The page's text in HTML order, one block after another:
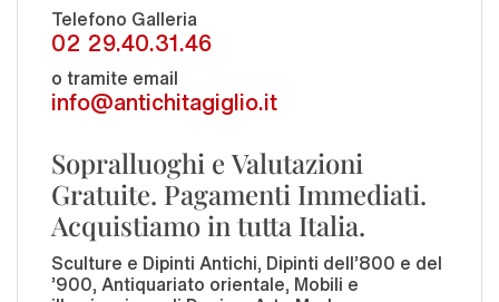
Telefono Galleria
02 29.40.31.46
o tramite email
info@antichitagiglio.it
Sopralluoghi e Valutazioni
Gratuite. Pagamenti Immediati.
Acquistiamo in tutta Italia.
Sculture e Dipinti Antichi, Dipinti dell'800 e del
'900, Antiquariato orientale, Mobili e